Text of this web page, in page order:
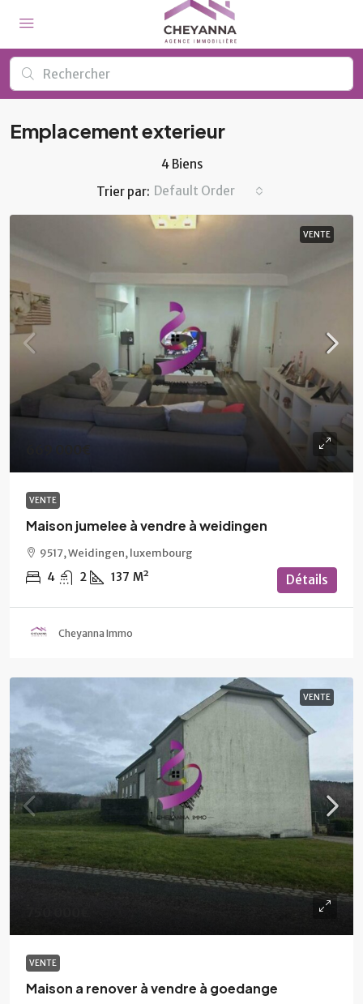
Emplacement exterieur
4 Biens
Trier par: Default Order
VENTE
VENTE
Maison jumelee à vendre à weidingen
9517, Weidingen, luxembourg
4 2 137 M² Détails
Cheyanna Immo
VENTE
VENTE
Maison a renover à vendre à goedange